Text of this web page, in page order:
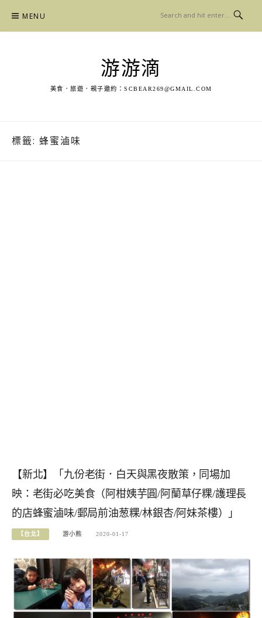
content
MENU
游游滴
美食．旅遊．親子邀約： SCBEAR269@GMAIL.COM
標籤: 蜂蜜滷味
【新北】「九份老街．白天與黑夜散策，同場加
映：老街必吃美食（阿柑姨芋圓/阿蘭草仔粿/護理長
的店蜂蜜滷味/郵局前油葱粿/林銀杏/阿妹茶樓）」
【台北】 游小熊 2020-01-17